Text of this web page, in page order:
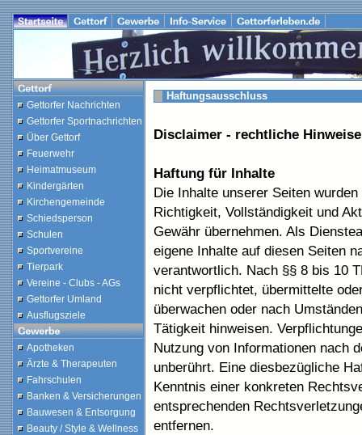
Gettorfer Nachrichten
Gettorfer Sportnachrichten
Über Gettorf
Feuerwehr
Heimatmuseum
Kindergärten
Kirchengemeinde
Schiedsperson
Schulen
Sportvereine
Tierpark
Vereine - Clubs - AGs
Gettorfer Umland
Ausflugsziele
Apotheken
Ärzte & Therapeuten
Fahrschulen
Banken & Versicherungen
Bauwesen & Entsorgung
Beauty / Style & Wellness
Haftungsausschluss
Disclaimer - rechtliche Hinweise
Haftung für Inhalte
Die Inhalte unserer Seiten
Richtigkeit, Vollständigkeit und
Gewähr übernehmen. Als
eigene Inhalte auf diesen Seiten
verantwortlich. Nach §§ 8 bis 10
nicht verpflichtet, übermittelte
überwachen oder nach
Tätigkeit hinweisen.
Nutzung von Informationen nach
unberührt. Eine diesbezügliche
Kenntnis einer konkreten
entsprechenden
entfernen.